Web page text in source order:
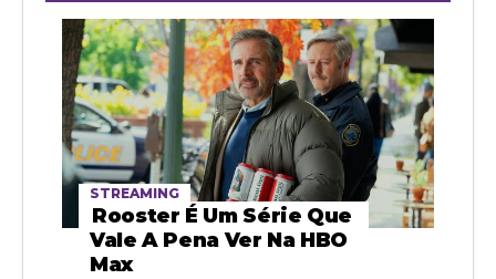
STREAMING
Rooster É Um Série Que
Vale A Pena Ver Na HBO
Max